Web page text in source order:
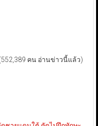
คน อ่านข่าวนี้แล้ว)